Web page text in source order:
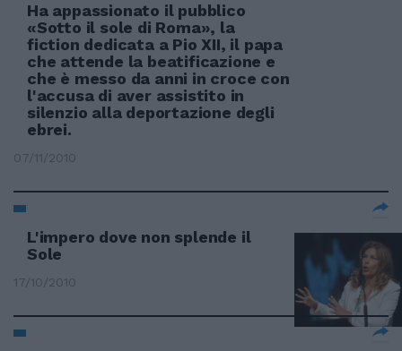
Ha appassionato il pubblico
«Sotto il sole di Roma», la
fiction dedicata a Pio XII, il papa
che attende la beatificazione e
che è messo da anni in croce con
l'accusa di aver assistito in
silenzio alla deportazione degli
ebrei.
07/11/2010
L'impero dove non splende il
Sole
17/10/2010